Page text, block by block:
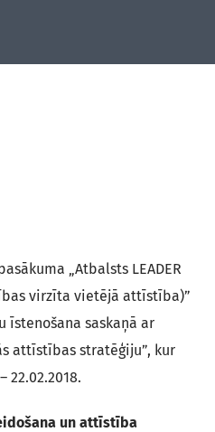
„Atbalsts LEADER
virzīta vietējā attīstība)”
īstenošana saskaņā ar
attīstības stratēģiju”, kur
22.02.2018.
un attīstība